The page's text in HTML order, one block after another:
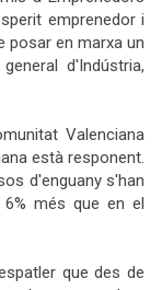
emprenedor i
posar en marxa un
d'Indústria,
Valenciana
està responent.
d'enguany s'han
més que en el
que des de